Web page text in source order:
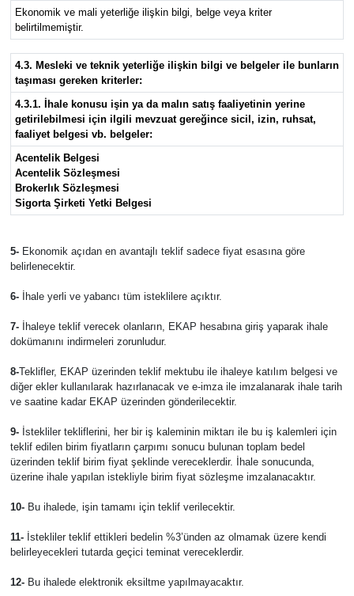
Ekonomik ve mali yeterliğe ilişkin bilgi, belge veya kriter
belirtilmemiştir.
4.3. Mesleki ve teknik yeterliğe ilişkin bilgi ve belgeler ile bunların
taşıması gereken kriterler:
4.3.1. İhale konusu işin ya da malın satış faaliyetinin yerine
getirilebilmesi için ilgili mevzuat gereğince sicil, izin, ruhsat,
faaliyet belgesi vb. belgeler:
Acentelik Belgesi
Acentelik Sözleşmesi
Brokerlık Sözleşmesi
Sigorta Şirketi Yetki Belgesi
5-Ekonomik açıdan en avantajlı teklif sadece fiyat esasına göre
belirlenecektir.
6-İhale yerli ve yabancı tüm isteklilere açıktır.
7-İhaleye teklif verecek olanların, EKAP hesabına giriş yaparak ihale
dokümanını indirmeleri zorunludur.
8-Teklifler, EKAP üzerinden teklif mektubu ile ihaleye katılım belgesi ve
diğer ekler kullanılarak hazırlanacak ve e-imza ile imzalanarak ihale tarih
ve saatine kadar EKAP üzerinden gönderilecektir.
9-İstekliler tekliflerini, her bir iş kaleminin miktarı ile bu iş kalemleri için
teklif edilen birim fiyatların çarpımı sonucu bulunan toplam bedel
üzerinden teklif birim fiyat şeklinde vereceklerdir. İhale sonucunda,
üzerine ihale yapılan istekliyle birim fiyat sözleşme imzalanacaktır.
10-Bu ihalede, işin tamamı için teklif verilecektir.
11-İstekliler teklif ettikleri bedelin %3’ünden az olmamak üzere kendi
belirleyecekleri tutarda geçici teminat vereceklerdir.
12-Bu ihalede elektronik eksiltme yapılmayacaktır.